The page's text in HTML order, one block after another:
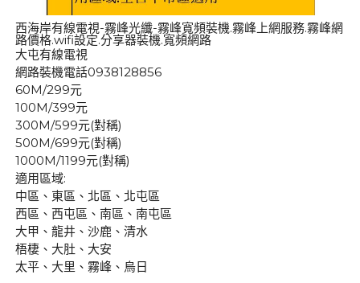
西海岸有線電視-霧峰光纖-霧峰寬頻裝機.霧峰上網服務.霧峰網
路價格.wifi設定.分享器裝機.寬頻網路
大屯有線電視
網路裝機電話0938128856
60M/299元
100M/399元
300M/599元(對稱)
500M/699元(對稱)
1000M/1199元(對稱)
適用區域:
中區、東區、北區、北屯區
西區、西屯區、南區、南屯區
大甲、龍井、沙鹿、清水
梧棲、大肚、大安
太平、大里、霧峰、烏日